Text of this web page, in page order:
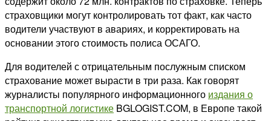
Россию
страховщики могут контролировать тот факт, как часто
водители участвуют в авариях, и корректировать на
основании этого стоимость полиса ОСАГО.
Для водителей с отрицательным послужным списком
страхование может вырасти в три раза. Как говорят
журналисты популярного информационного издания о
транспортной логистике BGLOGIST.COM, в Европе такой